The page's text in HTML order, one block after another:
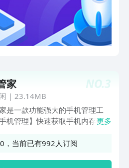
NO.3
家
| 23.14MB
是一款功能强大的手机管理工
机管理】快速获取手机内存信
速清理手机过大视频、过大图
更多
，当前已有992人订阅